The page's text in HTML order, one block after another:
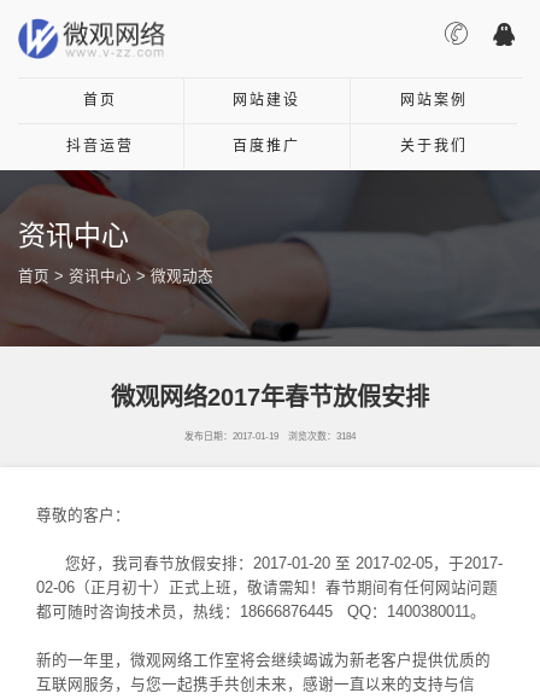
首页 网站建设 网站案例
抖音运营 百度推广 关于我们
资讯中心
首页 > 资讯中心 >微观动态
微观网络2017年春节放假安排
发布日期：2017-01-19 浏览次数：3184
尊敬的客户：
您好，我司春节放假安排：2017-01-20 至 2017-02-05，于2017-
02-06（正月初十）正式上班，敬请需知！春节期间有任何网站问题
都可随时咨询技术员，热线：18666876445 QQ：1400380011。
新的一年里，微观网络工作室将会继续竭诚为新老客户提供优质的
互联网服务，与您一起携手共创未来，感谢一直以来的支持与信